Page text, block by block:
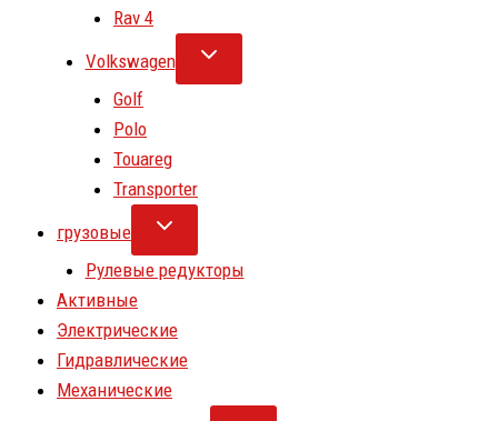
Rav 4
Volkswagen
Golf
Polo
Touareg
Transporter
грузовые
Рулевые редукторы
Активные
Электрические
Гидравлические
Механические